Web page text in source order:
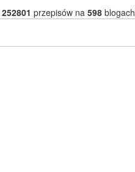
252801 przepisów na 598